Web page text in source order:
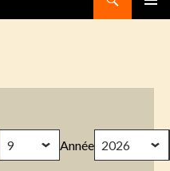
Année